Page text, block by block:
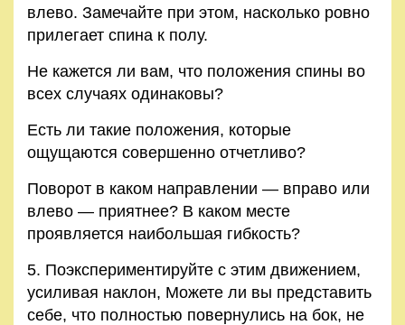
влево. Замечайте при этом, насколько ровно
прилегает спина к полу.
Не кажется ли вам, что положения спины во
всех случаях одинаковы?
Есть ли такие положения, которые
ощущаются совершенно отчетливо?
Поворот в каком направлении — вправо или
влево — приятнее? В каком месте
проявляется наибольшая гибкость?
5. Поэкспериментируйте с этим движением,
усиливая наклон, Можете ли вы представить
себе, что полностью повернулись на бок, не